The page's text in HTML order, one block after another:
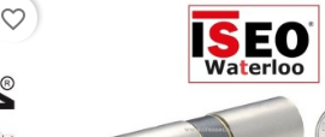
favorite_border